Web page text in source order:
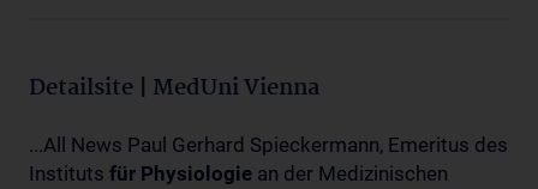
Detailsite | MedUni Vienna
...All News Paul Gerhard Spieckermann, Emeritus des
Instituts für Physiologie an der Medizinischen